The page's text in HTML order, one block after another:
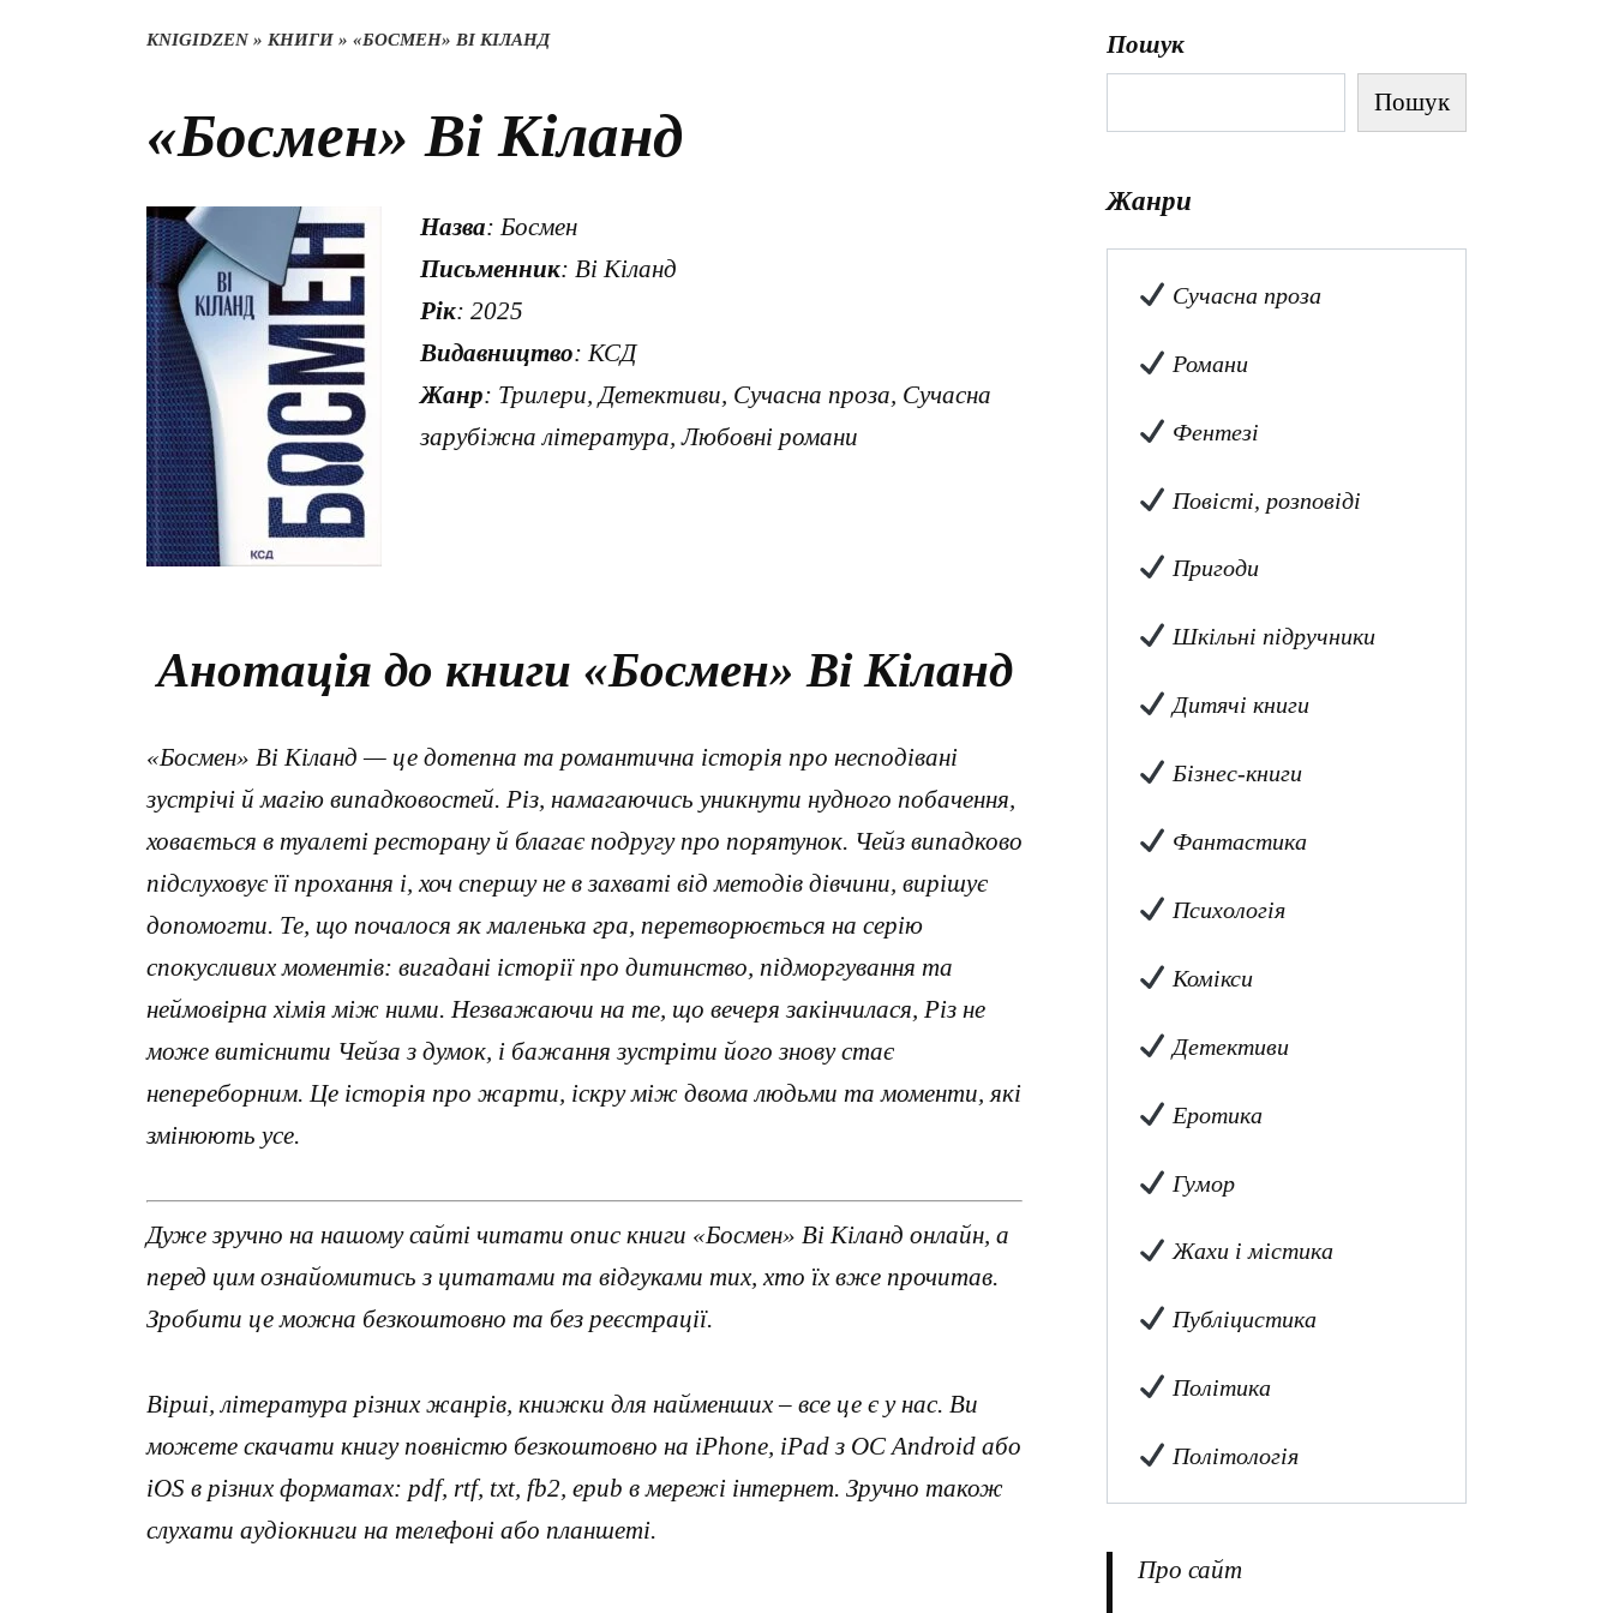
KNIGIDZEN» КНИГИ » «БОСМЕН» ВІ КІЛАНД
«Босмен» Ві Кіланд
Назва: Босмен
Письменник: Ві Кіланд
Рік: 2025
Видавництво: КСД
Жанр: Трилери, Детективи, Сучасна проза, Сучасна
зарубіжна література, Любовні романи
Анотація до книги «Босмен» Ві Кіланд
«Босмен» Ві Кіланд — це дотепна та романтична історія про несподівані
зустрічі й магію випадковостей. Різ, намагаючись уникнути нудного побачення,
ховається в туалеті ресторану й благає подругу про порятунок. Чейз випадково
підслуховує її прохання і, хоч спершу не в захваті від методів дівчини, вирішує
допомогти. Те, що почалося як маленька гра, перетворюється на серію
спокусливих моментів: вигадані історії про дитинство, підморгування та
неймовірна хімія між ними. Незважаючи на те, що вечеря закінчилася, Різ не
може витіснити Чейза з думок, і бажання зустріти його знову стає
непереборним. Це історія про жарти, іскру між двома людьми та моменти, які
змінюють усе.
Дуже зручно на нашому сайті читати опис книги «Босмен» Ві Кіланд онлайн, а
перед цим ознайомитись з цитатами та відгуками тих, хто їх вже прочитав.
Зробити це можна безкоштовно та без реєстрації.
Вірші, література різних жанрів, книжки для найменших – все це є у нас. Ви
можете скачати книгу повністю безкоштовно на iPhone, iPad з ОС Android або
iOS в різних форматах: pdf, rtf, txt, fb2, epub в мережі інтернет. Зручно також
слухати аудіокниги на телефоні або планшеті.
Пошук
Пошук
Жанри
Сучасна проза
Романи
Фентезі
Повісті, розповіді
Пригоди
Шкільні підручники
Дитячі книги
Бізнес-книги
Фантастика
Психологія
Комікси
Детективи
Еротика
Гумор
Жахи і містика
Публіцистика
Політика
Політологія
Про сайт